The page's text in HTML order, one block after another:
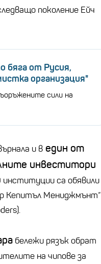
поколение Ейч
бяга от Русия,
организация"
сили на
и в един от
инвеститори
са обявили
Кепитъл Мениджмънт“
бележи рязък обрат
на чипове за